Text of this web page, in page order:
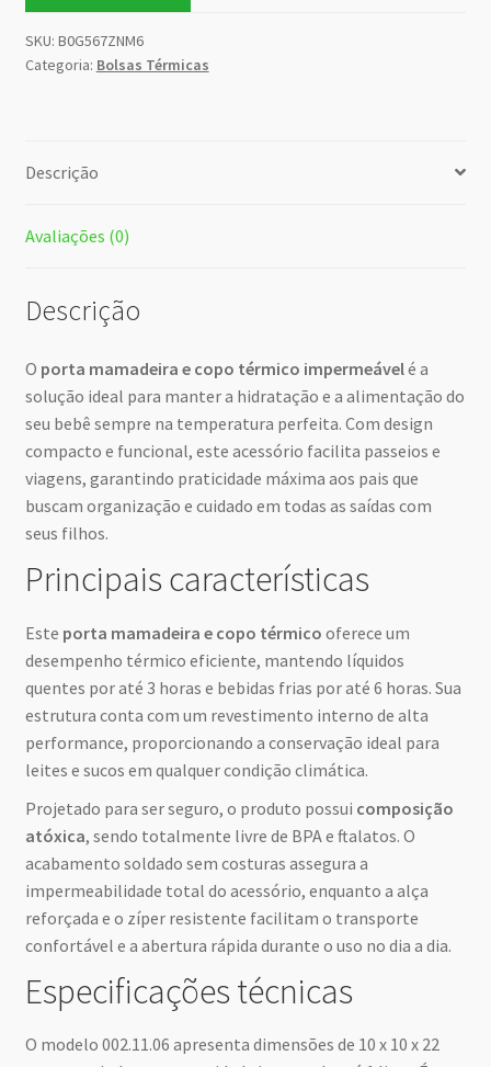
SKU: B0G567ZNM6
Categoria: Bolsas Térmicas
Descrição
Avaliações (0)
Descrição
O porta mamadeira e copo térmico impermeávelé a
solução ideal para manter a hidratação e a alimentação do
seu bebê sempre na temperatura perfeita. Com design
compacto e funcional, este acessório facilita passeios e
viagens, garantindo praticidade máxima aos pais que
buscam organização e cuidado em todas as saídas com
seus filhos.
Principais características
Este porta mamadeira e copo térmico oferece um
desempenho térmico eficiente, mantendo líquidos
quentes por até 3 horas e bebidas frias por até 6 horas. Sua
estrutura conta com um revestimento interno de alta
performance, proporcionando a conservação ideal para
leites e sucos em qualquer condição climática.
Projetado para ser seguro, o produto possui composição
atóxica, sendo totalmente livre de BPA e ftalatos. O
acabamento soldado sem costuras assegura a
impermeabilidade total do acessório, enquanto a alça
reforçada e o zíper resistente facilitam o transporte
confortável e a abertura rápida durante o uso no dia a dia.
Especificações técnicas
O modelo 002.11.06 apresenta dimensões de 10 x 10 x 22